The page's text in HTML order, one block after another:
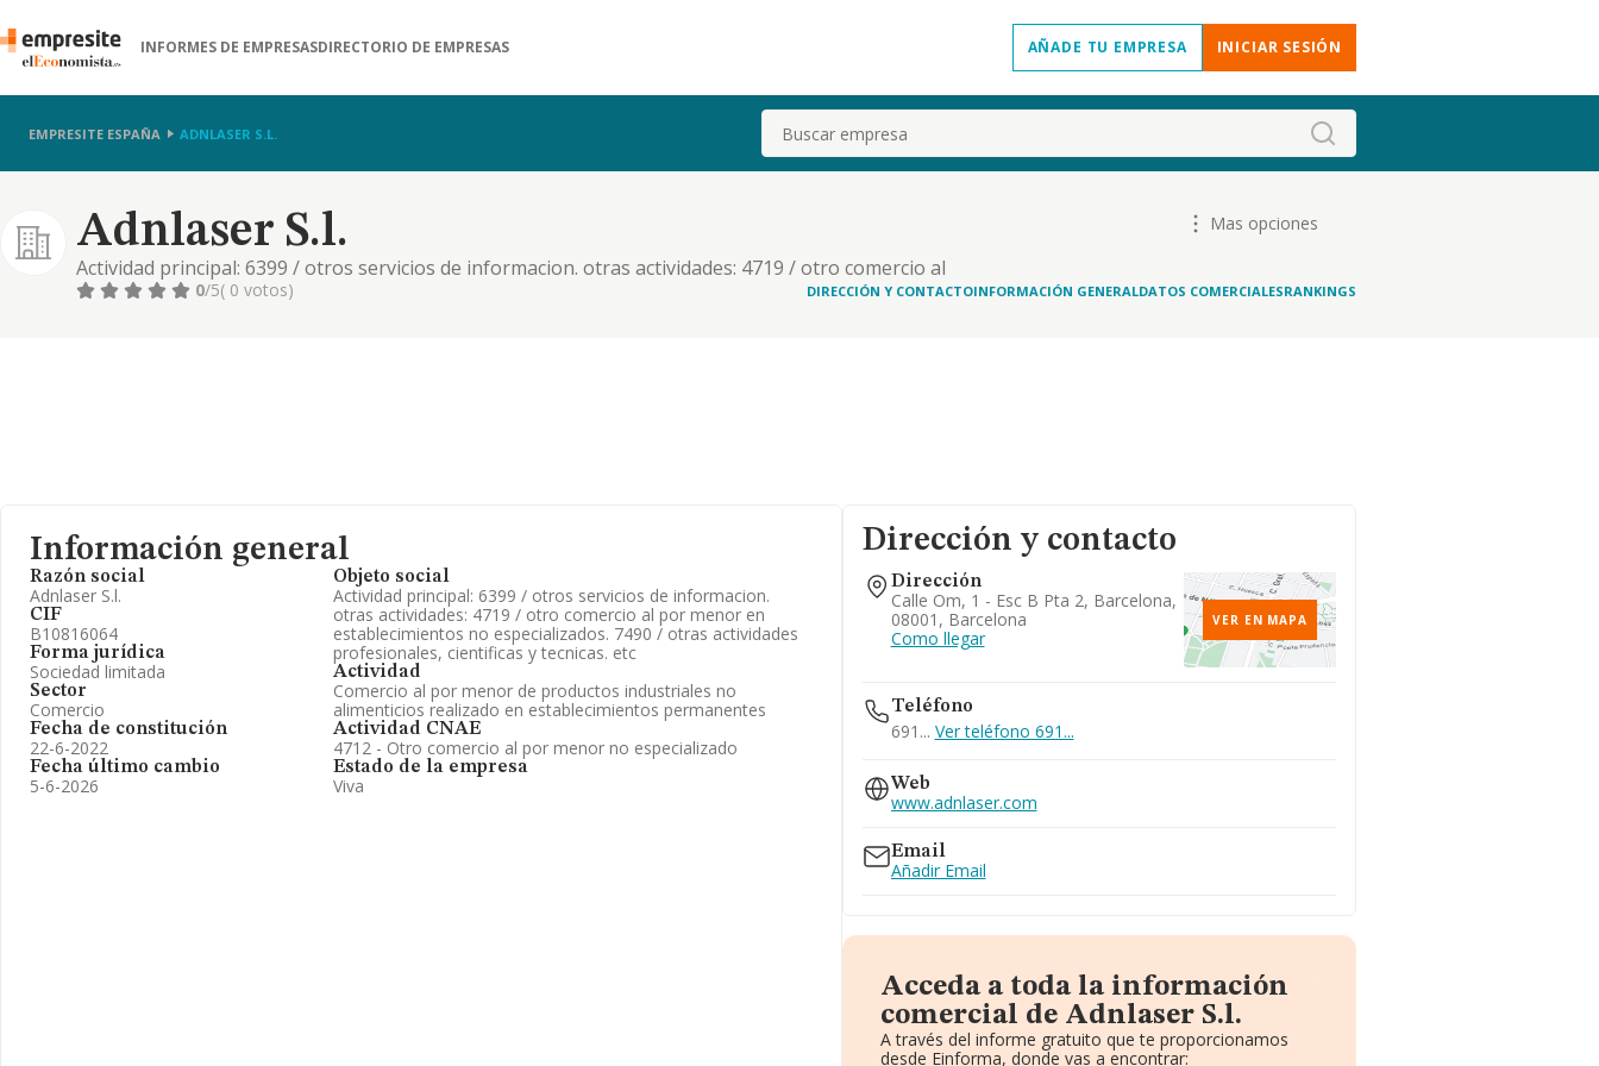
INFORMES DE EMPRESASDIRECTORIO DE EMPRESAS AÑADE TU EMPRESA INICIAR SESIÓN
EMPRESITE ESPAÑA ADNLASER S.L. Buscar
Adnlaser S.l.
Actividad principal: 6399 / otros servicios de informacion. otras actividades: 4719 / otro comercio al
por menor en establecimientos no especializados. 7490 / otras actividades profesionales, cientificas y
Mas opciones
0/5( 0 votos) DIRECCIÓN Y CONTACTOINFORMACIÓN GENERALDATOS COMERCIALESRANKINGS
Información general
Razón social
Adnlaser S.l.
CIF
B10816064
Forma jurídica
Sociedad limitada
Sector
Comercio
Fecha de constitución
22-6-2022
Fecha último cambio
5-6-2026
Objeto social
Actividad principal: 6399 / otros servicios de informacion.
otras actividades: 4719 / otro comercio al por menor en
establecimientos no especializados. 7490 / otras actividades
profesionales, cientificas y tecnicas. etc
Actividad
Comercio al por menor de productos industriales no
alimenticios realizado en establecimientos permanentes
Actividad CNAE
4712 - Otro comercio al por menor no especializado
Estado de la empresa
Viva
Dirección y contacto
Dirección
Calle Om, 1 - Esc B Pta 2, Barcelona,
08001, Barcelona
Como llegar
VER EN MAPA
Teléfono
691... Ver teléfono 691...
Web
www.adnlaser.com
Email
Añadir Email
Acceda a toda la información
comercial de Adnlaser S.l.
A través del informe gratuito que te proporcionamos
desde Einforma, donde vas a encontrar: